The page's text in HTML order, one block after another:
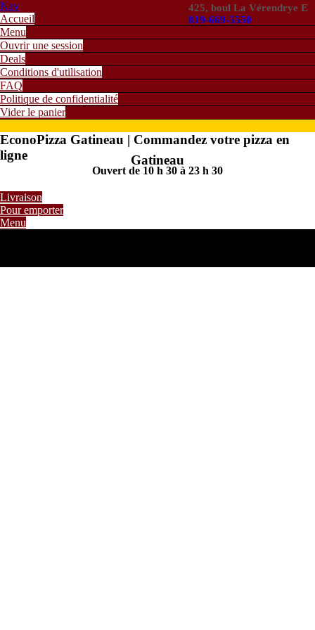
Nav
425, boul La Vérendrye E
819-669-5550
Accueil
Menu
Ouvrir une session
Deals
Conditions d'utilisation
FAQ
Politique de confidentialité
Vider le panier
EconoPizza Gatineau | Commandez votre pizza en
ligne
Gatineau
Ouvert de 10 h 30 à 23 h 30
Livraison
Pour emporter
Menu